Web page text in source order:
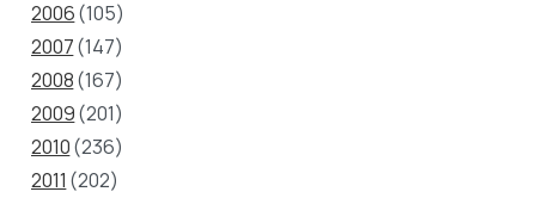
2006(105)
2007(147)
2008(167)
2009(201)
2010(236)
2011 (202)